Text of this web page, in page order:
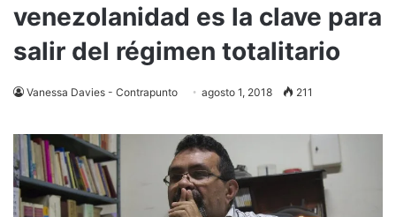
venezolanidad es la clave para
salir del régimen totalitario
Vanessa Davies - Contrapunto agosto 1, 2018 211